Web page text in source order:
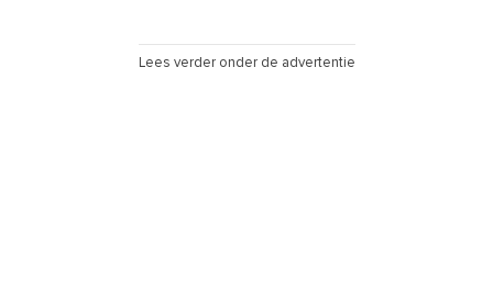
Lees verder onder de advertentie